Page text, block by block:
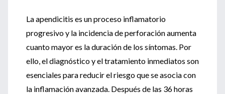
La apendicitis es un proceso inflamatorio
progresivo y la incidencia de perforación aumenta
cuanto mayor es la duración de los síntomas. Por
ello, el diagnóstico y el tratamiento inmediatos son
esenciales para reducir el riesgo que se asocia con
la inflamación avanzada. Después de las 36 horas